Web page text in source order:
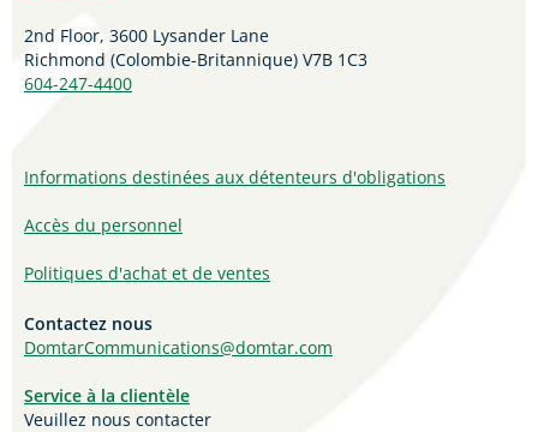
2nd Floor, 3600 Lysander Lane
Richmond (Colombie-Britannique) V7B 1C3
604-247-4400
Informations destinées aux détenteurs d'obligations
Accès du personnel
Politiques d'achat et de ventes
Contactez nous
DomtarCommunications@domtar.com
Service à la clientèle
Veuillez nous contacter